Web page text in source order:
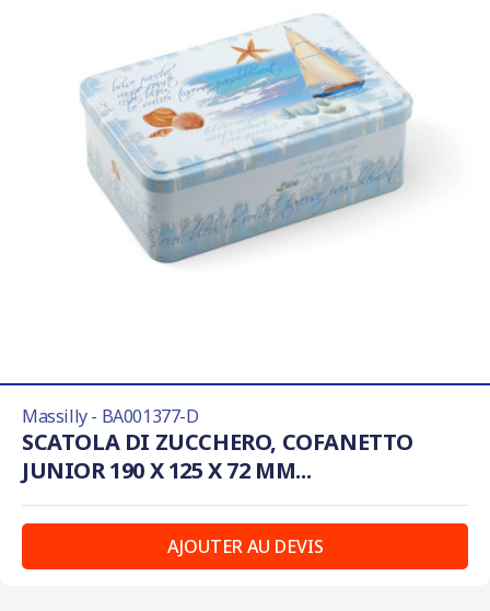
Massilly - BA001377-D
SCATOLA DI ZUCCHERO, COFANETTO
JUNIOR 190 X 125 X 72 MM...
AJOUTER AU DEVIS